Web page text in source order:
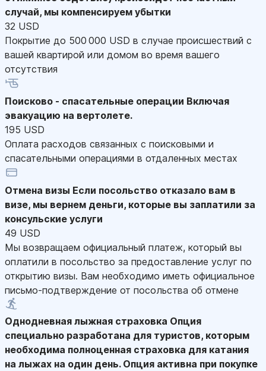
случай, мы компенсируем убытки
32 USD
Покрытие до 500 000 USD в случае происшествий с
вашей квартирой или домом во время вашего
отсутствия
Поисково - спасательные операции Включая
эвакуацию на вертолете.
195 USD
Оплата расходов связанных с поисковыми и
спасательными операциями в отдаленных местах
Отмена визы Если посольство отказало вам в
визе, мы вернем деньги, которые вы заплатили за
консульские услуги
49 USD
Мы возвращаем официальный платеж, который вы
оплатили в посольство за предоставление услуг по
открытию визы. Вам необходимо иметь официальное
письмо-подтверждение от посольства об отмене
Однодневная лыжная страховка Опция
специально разработана для туристов, которым
необходима полноценная страховка для катания
на лыжах на один день. Опция активна при покупке